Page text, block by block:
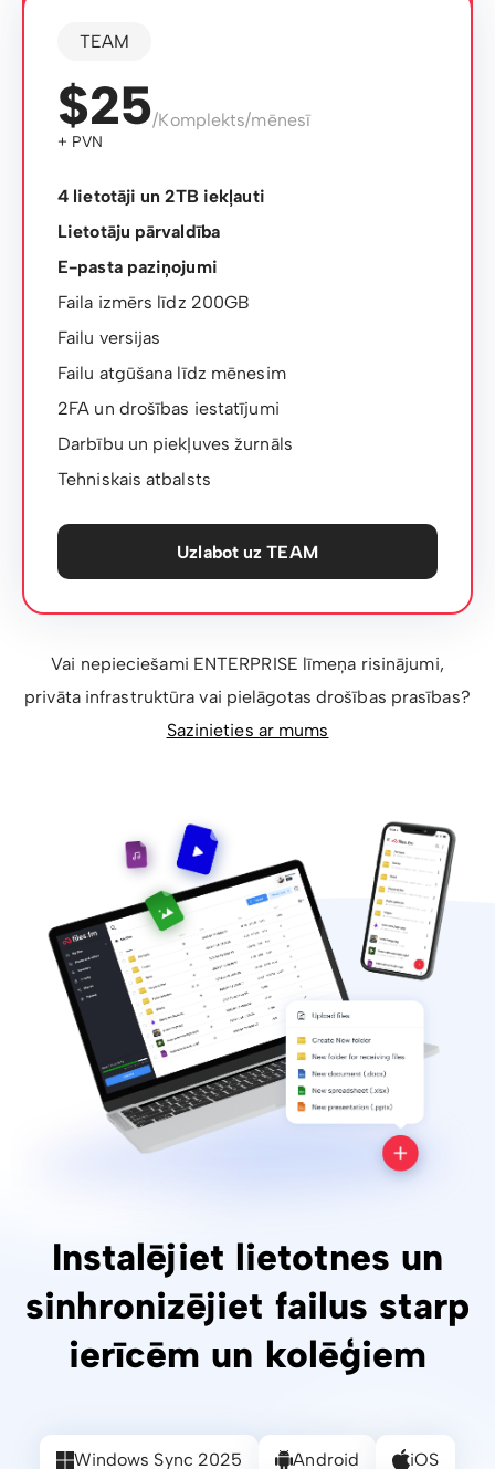
TEAM
$25/Komplekts/mēnesī
+ PVN
4 lietotāji un 2TB iekļauti
Lietotāju pārvaldība
E-pasta paziņojumi
Faila izmērs līdz 200GB
Failu versijas
Failu atgūšana līdz mēnesim
2FA un drošības iestatījumi
Darbību un piekļuves žurnāls
Tehniskais atbalsts
Uzlabot uz TEAM
Vai nepieciešami ENTERPRISE līmeņa risinājumi,
privāta infrastruktūra vai pielāgotas drošības prasības?
Sazinieties ar mums
Instalējiet lietotnes un
sinhronizējiet failus starp
ierīcēm un kolēģiem
Windows Sync 2025 Android iOS